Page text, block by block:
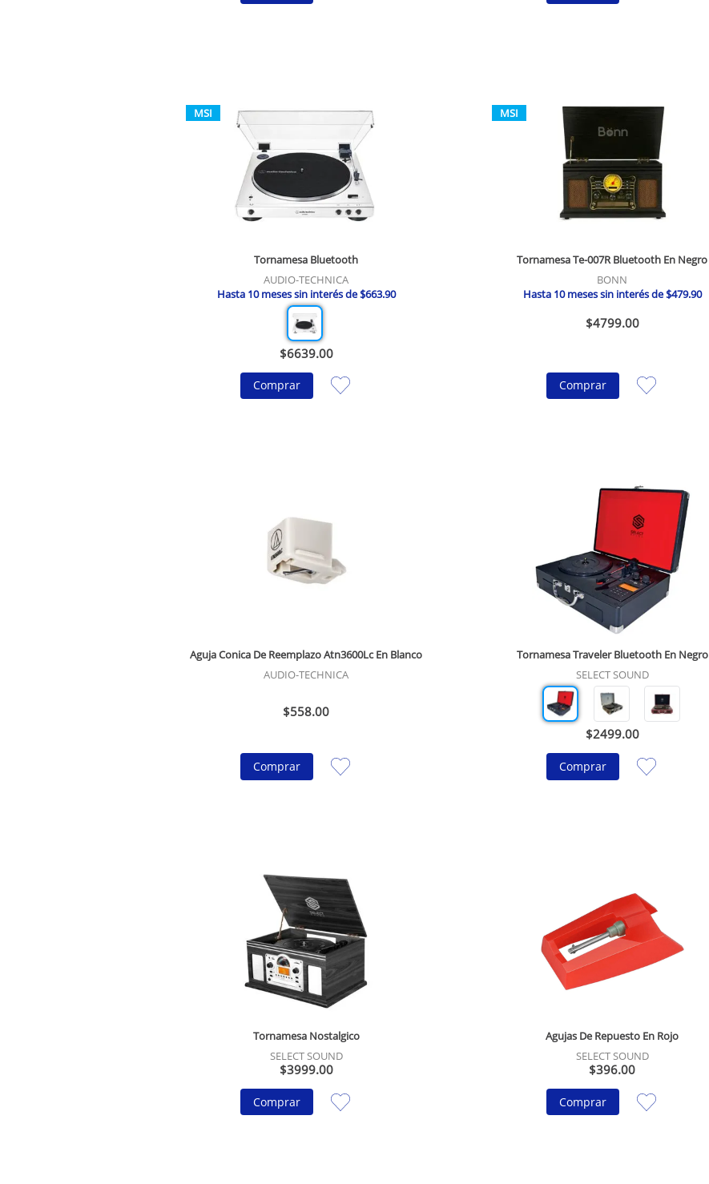
MSI
Tornamesa Bluetooth
AUDIO-TECHNICA
Hasta 10meses sin interés de$663.90
$6639.00
Comprar
MSI
Tornamesa Te-007R Bluetooth En Negro
BONN
Hasta 10meses sin interés de$479.90
$4799.00
Comprar
Aguja Conica De Reemplazo Atn3600Lc En Blanco
AUDIO-TECHNICA
$558.00
Comprar
Tornamesa Traveler Bluetooth En Negro
SELECT SOUND
$2499.00
Comprar
Tornamesa Nostalgico
SELECT SOUND
$3999.00
Comprar
Agujas De Repuesto En Rojo
SELECT SOUND
$396.00
Comprar